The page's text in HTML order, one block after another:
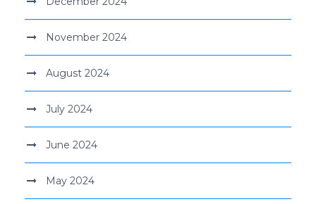
November 2024
August 2024
July 2024
June 2024
May 2024